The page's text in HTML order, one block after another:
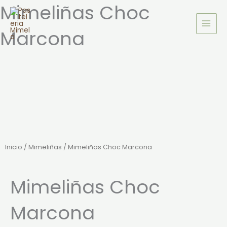
Ir
al
contenido
Mimeliñas Choc
Marcona
Inicio / Mimeliñas / Mimeliñas Choc Marcona
Mimeliñas Choc
Marcona